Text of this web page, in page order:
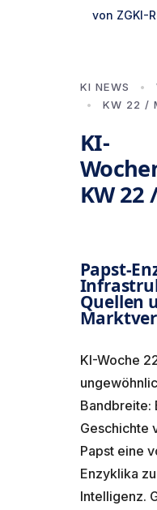
von ZGKI-
KI NEWS •
•
KW 22 /
KI-
KW 22
Papst-
Quellen
KI-Woche
Bandbreite:
Geschichte
Papst eine
Enzyklika
Intelligenz.